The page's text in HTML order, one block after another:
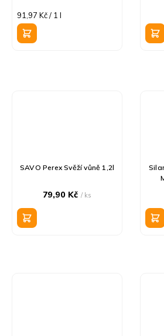
Měrná
cena:
91,97 Kč / 1 l
SAVO Perex Svěží vůně 1,2l
79,90 Kč/ ks